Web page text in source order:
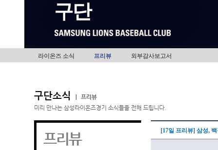
구단
라이온즈 소식 프리뷰 외부감사보고서
구단소식
프리뷰
미리 만나는 삼성라이온즈경기 소식들을 전해 드립니다.
프리뷰 [17일 프리뷰] 삼성,